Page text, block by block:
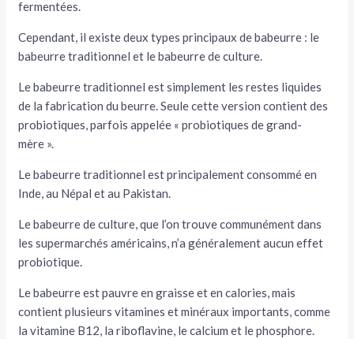
fermentées.
Cependant, il existe deux types principaux de babeurre : le
babeurre traditionnel et le babeurre de culture.
Le babeurre traditionnel est simplement les restes liquides
de la fabrication du beurre. Seule cette version contient des
probiotiques, parfois appelée « probiotiques de grand-
mère ».
Le babeurre traditionnel est principalement consommé en
Inde, au Népal et au Pakistan.
Le babeurre de culture, que l’on trouve communément dans
les supermarchés américains, n’a généralement aucun effet
probiotique.
Le babeurre est pauvre en graisse et en calories, mais
contient plusieurs vitamines et minéraux importants, comme
la vitamine B12, la riboflavine, le calcium et le phosphore.